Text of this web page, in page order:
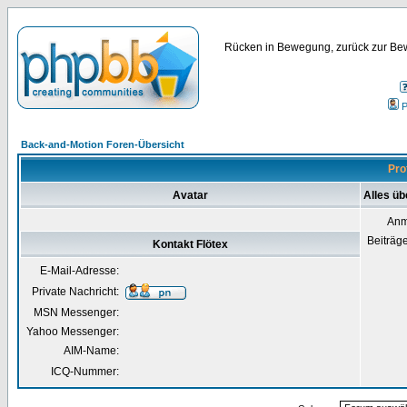
Rücken in Bewegung, zurück zur
Back-and-Motion Foren-Übersicht
Avatar Alles
Kontakt Flötex
E-Mail-Adresse:
Private Nachricht:
MSN Messenger:
Yahoo Messenger:
AIM-Name:
ICQ-Nummer: